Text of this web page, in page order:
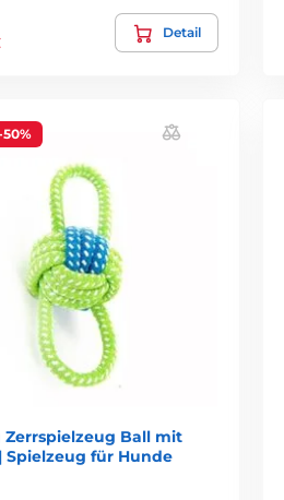
Detail
50%
Zerrspielzeug Ball mit
Spielzeug für Hunde